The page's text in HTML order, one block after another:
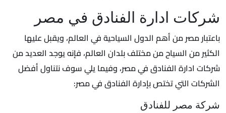
شركات ادارة الفنادق في مصر
باعتبار مصر من أهم الدول السياحية في العالم، ويقبل عليها
الكثير من السياح من مختلف بلدان العالم، فإنه يوجد العديد من
شركات ادارة الفنادق في مصر، وفيما يلي سوف نتناول أفضل
الشركات التي تختص بإدارة الفنادق في مصر:
شركة مصر للفنادق